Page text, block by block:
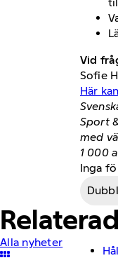
Vid
Sofie
Här
Sport
med
1 000
Inga
Alla nyheter